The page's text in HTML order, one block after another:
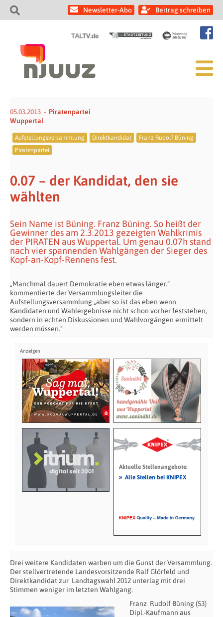
Newsletter-Abo Beitrag schreiben
05.03.2013
Piratenpartei
Wuppertal
Aufstellungsversammlung Direktkandidat
Franz Rudolf Büning
Piratenpartei
0.07 – der Kandidat, den sie
wählten
Sein Name ist Büning. Franz Büning. So heißt der
Gewinner des am 2.3.2013 gezeigten Wahlkrimis
der PIRATEN aus Wuppertal. Um genau 0.07h stand
nach vier spannenden Wahlgängen der Sieger des
Kopf-an-Kopf-Rennens fest.
„Manchmal dauert Demokratie eben etwas länger.”
kommentierte der Versammlungsleiter die
Aufstellungsversammlung „aber so ist das eben wenn
Kandidaten und Wahlergebnisse nicht schon vorher feststehen,
sondern in echten Diskussionen und Wahlvorgängen ermittelt
werden müssen.”
Aktuelle Stellenangebote:
» Alle Stellen bei KNIPEX
Drei weitere Kandidaten warben um die Gunst der Versammlung.
Der stellvertretende Landesvorsitzende Ralf Glörfeld und
Direktkandidat zur Landtagswahl 2012 unterlag mit drei
Stimmen weniger im letzten Wahlgang.
Franz Rudolf Büning (53)
Dipl.-Kaufmann aus